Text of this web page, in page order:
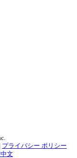
プライバシー ポリシー
文